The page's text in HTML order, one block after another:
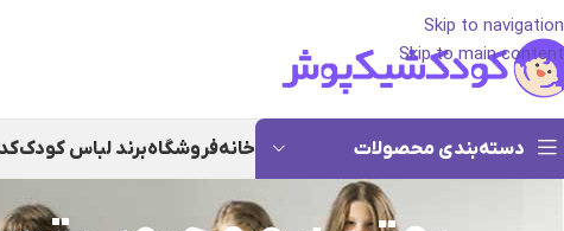
Skip to navigation
Skip to main content
دسته‌بندی محصولات خانهفروشگاهبرند لباس کودک